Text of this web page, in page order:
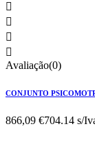




Avaliação(0)
CONJUNTO
866,09 €704.14 s/